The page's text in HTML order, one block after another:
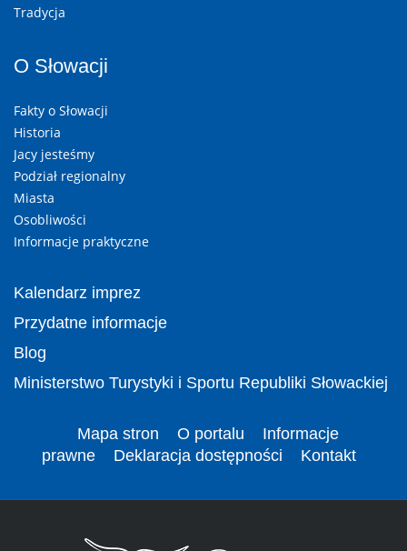
Tradycja
O Słowacji
Fakty o Słowacji
Historia
Jacy jesteśmy
Podział regionalny
Miasta
Osobliwości
Informacje praktyczne
Kalendarz imprez
Przydatne informacje
Blog
Ministerstwo Turystyki i Sportu Republiki Słowackiej
Mapa stron O portalu
Informacje
prawne
Deklaracja dostępności Kontakt